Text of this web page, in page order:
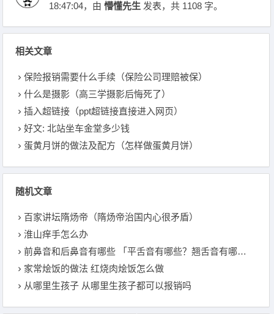
18:47:04，由懵懂先生 发表，共 1108 字。
相关文章
保险报销需要什么手续（保险公司理赔被保）
什么是摄影（高三学摄影后悔死了）
插入超链接（ppt超链接直接进入网页）
好文: 北站坐车金堂多少钱
蛋黄月饼的做法及配方（怎样做蛋黄月饼）
随机文章
百家讲坛隋炀帝（隋炀帝治国内心很矛盾）
淮山痒手怎么办
前鼻音和后鼻音有哪些 「平舌音有哪些？翘舌音有哪些？」
家常烩饭的做法 红烧肉烩饭怎么做
从哪里生孩子 从哪里生孩子都可以报销吗